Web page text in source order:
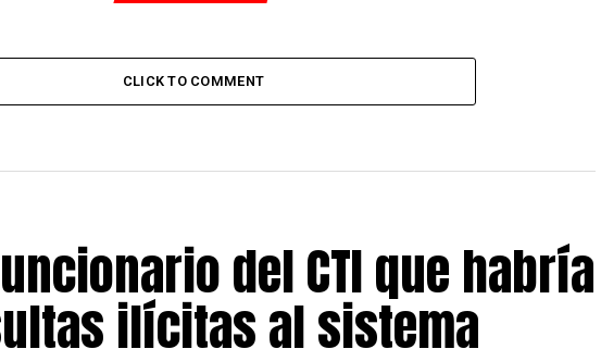
CLICK TO COMMENT
del CTI que habría
ilícitas al sistema